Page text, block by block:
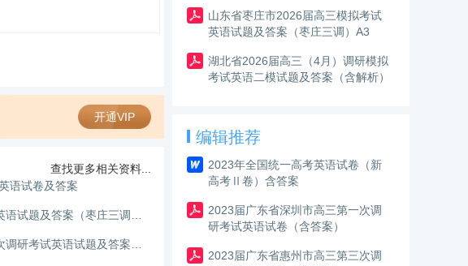
开通VIP
查找更多相关资料...
语试卷及答案
山东省枣庄市2026届高三模拟考试
英语试题及答案（枣庄三调）A3
湖北省2026届高三（4月）调研模拟
考试英语二模试题及答案（含解析）
编辑推荐
2023年全国统一高考英语试卷（新
高考Ⅱ卷）含答案
2023届广东省深圳市高三第一次调
研考试英语试卷（含答案）
2023届广东省惠州市高三第三次调